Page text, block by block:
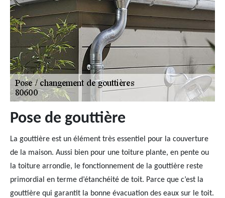
Pose de gouttière
La gouttière est un élément très essentiel pour la couverture
de la maison. Aussi bien pour une toiture plante, en pente ou
la toiture arrondie, le fonctionnement de la gouttière reste
primordial en terme d’étanchéité de toit. Parce que c’est la
gouttière qui garantit la bonne évacuation des eaux sur le toit.